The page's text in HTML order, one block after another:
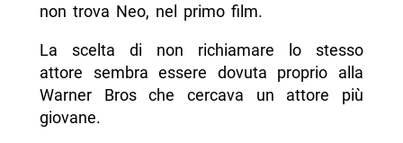
non trova Neo, nel primo film.
La scelta di non richiamare lo stesso
attore sembra essere dovuta proprio alla
Warner Bros che cercava un attore più
giovane.